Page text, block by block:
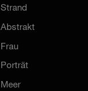
Strand
Abstrakt
Frau
Porträt
Meer